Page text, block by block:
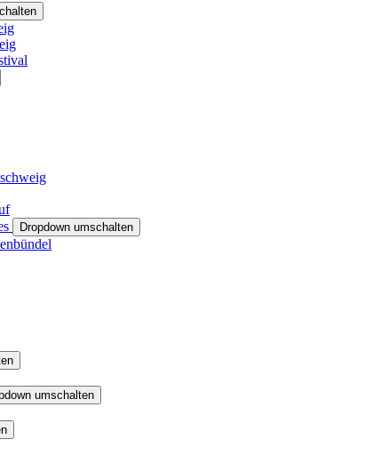
Dropdown umschalten
umschalten